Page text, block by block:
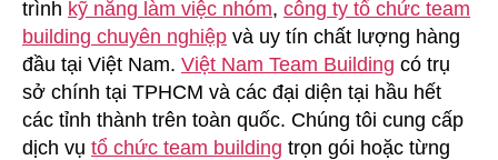
trình kỹ năng làm việc nhóm, công ty tổ chức team
building chuyên nghiệp và uy tín chất lượng hàng
đầu tại Việt Nam. Việt Nam Team Building có trụ
sở chính tại TPHCM và các đại diện tại hầu hết
các tỉnh thành trên toàn quốc. Chúng tôi cung cấp
dịch vụ tổ chức team building trọn gói hoặc từng